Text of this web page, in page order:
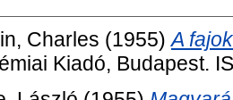
Charles (1955)A
Kiadó, Budapest.